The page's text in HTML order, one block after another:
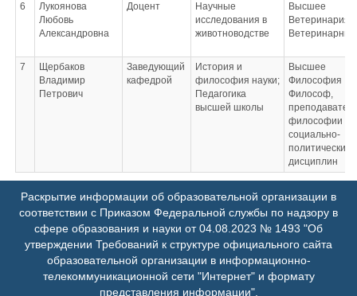
6
Лукоянова
Любовь
Александровна
Доцент
Научные
исследования в
животноводстве
Высшее
Ветеринария
7
Щербаков
Владимир
Петрович
Заведующий
кафедрой
История и
философия науки;
Педагогика
высшей школы
Высшее
Философия
Философ,
философии и
социально-
политических
дисциплин
Раскрытие информации об образовательной организации в
соответствии с Приказом Федеральной службы по надзору в
сфере образования и науки от 04.08.2023 № 1493 "Об
утверждении Требований к структуре официального сайта
образовательной организации в информационно-
телекоммуникационной сети "Интернет" и формату
представления информации".